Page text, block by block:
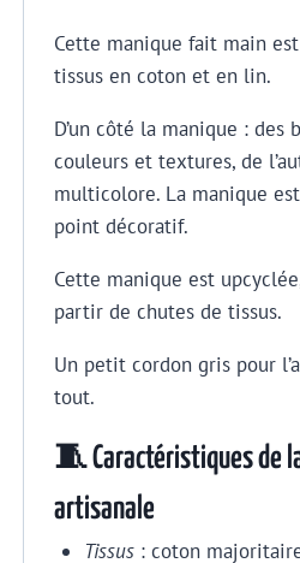
Cette manique fait main
tissus en coton et en lin.
D’un côté la manique : des
couleurs et textures, de
multicolore. La manique
point décoratif.
Cette manique est
partir de chutes de tissus.
Un petit cordon gris pour
tout.
🧵 Caractéristiques de
artisanale
Tissus : coton